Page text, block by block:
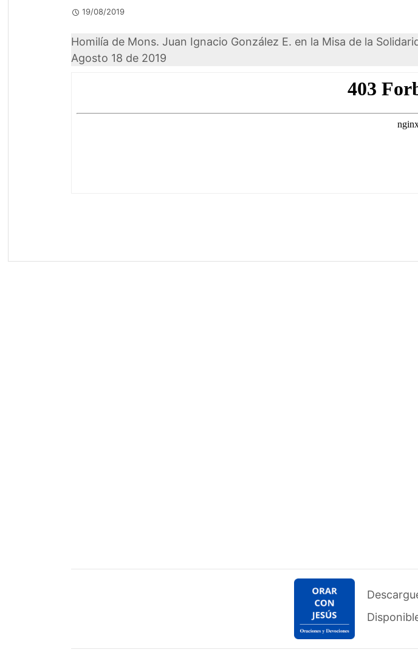
19/08/2019
Homilía de Mons. Juan Ignacio González E. en la Misa de la
Agosto 18 de 2019